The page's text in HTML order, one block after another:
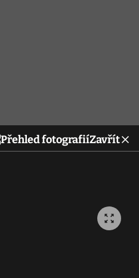
Přehled fotografiíZavřít